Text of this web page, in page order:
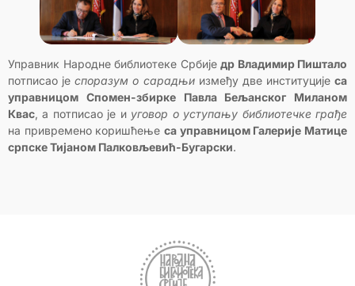
Управник Народне библиотеке Србије др Владимир Пиштало
потписао јеспоразум о сарадњиизмеђу две институције са
управницом Спомен-збирке Павла Бељанског Миланом
Квас, а потписао је и уговор о уступању библиотечке грађе
на привремено коришћење са управницом Галерије Матице
српске Тијаном Палковљевић-Бугарски.